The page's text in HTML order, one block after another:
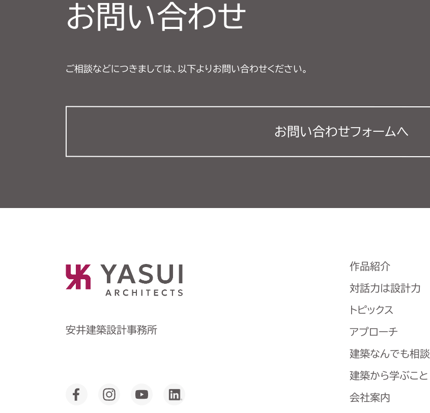
お問い合わせ
ご相談などにつきましては、以下よりお問い合わせください。
お問い合わせフォームへ
安井建築設計事務所
作品紹介
対話力は設計力
トピックス
アプローチ
建築なんでも相談
建築から学ぶこと
会社案内